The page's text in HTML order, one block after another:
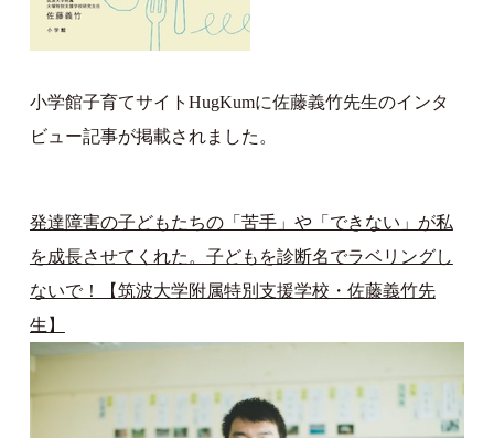
小学館子育てサイトHugKumに佐藤義竹先生のインタ
ビュー記事が掲載されました。
発達障害の子どもたちの「苦手」や「できない」が私
を成長させてくれた。子どもを診断名でラベリングし
ないで！【筑波大学附属特別支援学校・佐藤義竹先
生】